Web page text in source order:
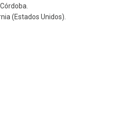
(Estados Unidos).